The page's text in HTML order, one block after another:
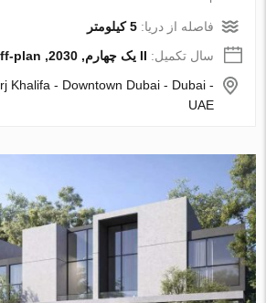
فاصله از دریا:5 کیلومتر
سال تکمیل: II یک چهارم, 2030, off-plan
Khalifa - Downtown Dubai - Dubai -
UAE